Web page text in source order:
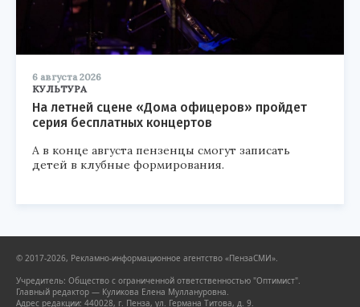
6 августа 2026
КУЛЬТУРА
На летней сцене «Дома офицеров» пройдет
серия бесплатных концертов
А в конце августа пензенцы смогут записать
детей в клубные формирования.
© 2017-2026, Рекламно-информационное агентство «ПензаСМИ».
Учредитель: Общество с ограниченной ответственностью "Оптимист".
Главный редактор — Куликова Елена Муллануровна.
Адрес редакции: 440028, г. Пенза, ул. Германа Титова, д. 9.